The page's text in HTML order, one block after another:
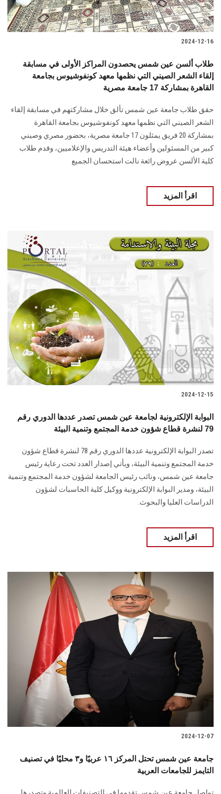
الموظفون
سجل الان
2024-12-16
طلاب ألسن عين شمس يحصدون المراكز الأولى في مسابقة
إلقاء الشعر الصيني التي نظمها معهد كونفوشيوس بجامعة
القاهرة بمشاركة 17 جامعة مصرية
حقق طلاب جامعة عين شمس تألق خلال مشاركتهم في مسابقة إلقاء
الشعر الصيني التي ‏نظمها معهد كونفوشيوس بجامعة القاهرة
بمشاركة 20 فريق يمثلون 17 جامعة مصرية، ‏بحضور مصري وصيني
كبير من المسئولين وأعضاء هيئة التدريس والإعلاميين‎، وقدم طلاب
كلية الألسن عروض رائعة نالت استحسان الجميع
اقرأ المزيد
2024-12-15
البوابة الإلكترونية لجامعة عين شمس تصدر عددها الدوري رقم
79 لنشرة قطاع شؤون خدمة المجتمع وتنمية البيئة
تصدر البوابة الإلكترونية عددها الدوري رقم 78 لنشرة قطاع شؤون
خدمة ‏المجتمع وتنمية البيئة‎، ويأتي إصدار العدد تحت رعاية رئيس
جامعة عين شمس، ونائب رئيس الجامعة لشؤون خدمة المجتمع وتنمية
البيئة، و‏مدير البوابة الإلكترونية ووكيل كلية الحاسبات لشؤون
الدراسات العليا ‏والبحوث‎.‎
اقرأ المزيد
2024-12-07
جامعة عين شمس تحتل المركز ١٦ عربيًا و٣ محليًا في تصنيف
التايمز للجامعات العربية